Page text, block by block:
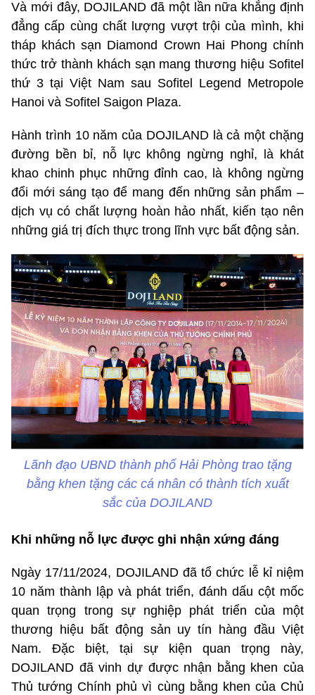
Và mới đây, DOJILAND đã một lần nữa khẳng định
đẳng cấp cùng chất lượng vượt trội của mình, khi
tháp khách sạn Diamond Crown Hai Phong chính
thức trở thành khách sạn mang thương hiệu Sofitel
thứ 3 tại Việt Nam sau Sofitel Legend Metropole
Hanoi và Sofitel Saigon Plaza.
Hành trình 10 năm của DOJILAND là cả một chặng
đường bền bỉ, nỗ lực không ngừng nghỉ, là khát
khao chinh phục những đỉnh cao, là không ngừng
đổi mới sáng tạo để mang đến những sản phẩm –
dịch vụ có chất lượng hoàn hảo nhất, kiến tạo nên
những giá trị đích thực trong lĩnh vực bất động sản.
Lãnh đạo UBND thành phố Hải Phòng trao tặng
bằng khen tặng các cá nhân có thành tích xuất
sắc của DOJILAND
Khi những nỗ lực được ghi nhận xứng đáng
Ngày 17/11/2024, DOJILAND đã tổ chức lễ kỉ niệm
10 năm thành lập và phát triển, đánh dấu cột mốc
quan trọng trong sự nghiệp phát triển của một
thương hiệu bất động sản uy tín hàng đầu Việt
Nam. Đặc biệt, tại sự kiện quan trọng này,
DOJILAND đã vinh dự được nhận bằng khen của
Thủ tướng Chính phủ vì cùng bằng khen của Chủ